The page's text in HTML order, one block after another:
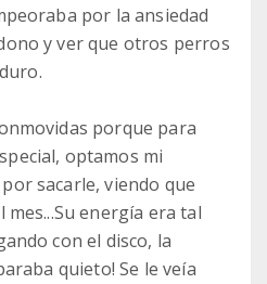
por la ansiedad
y ver que otros perros
porque para
optamos mi
sacarle, viendo que
mes...Su energía era tal
con el disco, la
quieto! Se le veía